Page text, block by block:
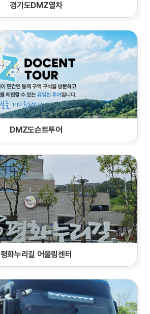
경기도DMZ열차
DMZ도슨트투어
평화누리길 어울림센터